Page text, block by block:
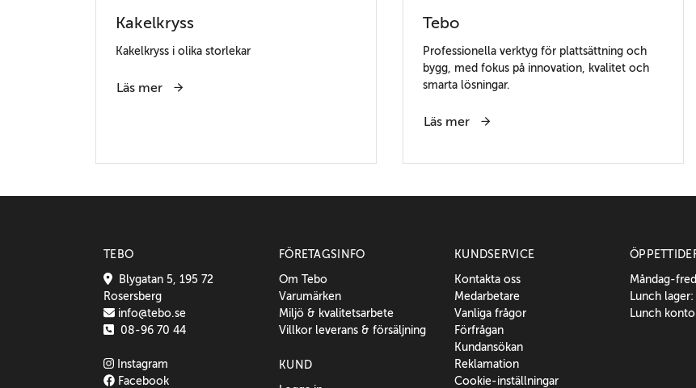
Kakelkryss
Kakelkryss i olika storlekar
Läs mer
Tebo
Professionella verktyg för plattsättning och
bygg, med fokus på innovation, kvalitet och
smarta lösningar.
Läs mer
TEBO
Blygatan 5, 195 72
Rosersberg
info@tebo.se
08-96 70 44
Instagram
Facebook
FÖRETAGSINFO
Om Tebo
Varumärken
Miljö & kvalitetsarbete
Villkor leverans & försäljning
KUND
KUNDSERVICE
Kontakta oss
Medarbetare
Vanliga frågor
Förfrågan
Kundansökan
Reklamation
Cookie-inställningar
Måndag-
Lunch
Lunch